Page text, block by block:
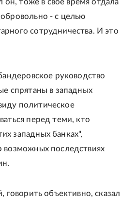
он, тоже в свое время отдала
- с целью
сотрудничества. И это
руководство
спрятаны в западных
политическое
перед теми, кто
западных банках",
последствиях
говорить объективно, сказал